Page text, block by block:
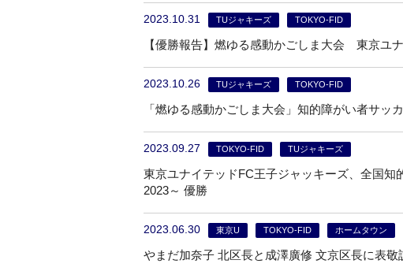
2023.10.31 TUジャキーズ TOKYO-FID
【優勝報告】燃ゆる感動かごしま大会 東京ユ
2023.10.26 TUジャキーズ TOKYO-FID
「燃ゆる感動かごしま大会」知的障がい者サッ
2023.09.27 TOKYO-FID TUジャキーズ
東京ユナイテッドFC王子ジャッキーズ、全国
2023～ 優勝
2023.06.30 東京U TOKYO-FID ホームタウン
やまだ加奈子 北区長と成澤廣修 文京区長に表敬